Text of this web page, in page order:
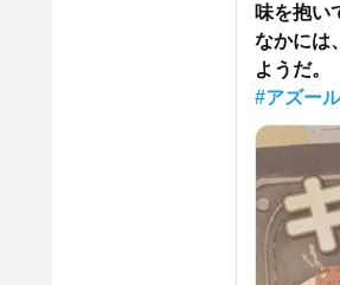
味を抱い
なかには
#アズー